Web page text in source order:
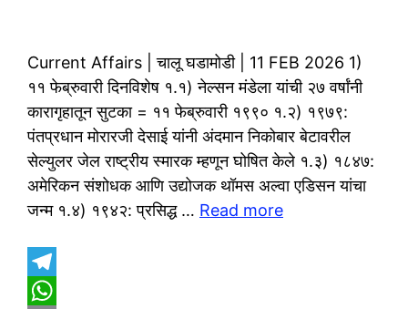
Current Affairs | चालू घडामोडी | 11 FEB 2026 1)
११ फेब्रुवारी दिनविशेष १.१) नेल्सन मंडेला यांची २७ वर्षांनी
कारागृहातून सुटका = ११ फेब्रुवारी १९९० १.२) १९७९:
पंतप्रधान मोरारजी देसाई यांनी अंदमान निकोबार बेटावरील
सेल्युलर जेल राष्ट्रीय स्मारक म्हणून घोषित केले १.३) १८४७:
अमेरिकन संशोधक आणि उद्योजक थॉमस अल्वा एडिसन यांचा
जन्म १.४) १९४२: प्रसिद्ध … Read more
T